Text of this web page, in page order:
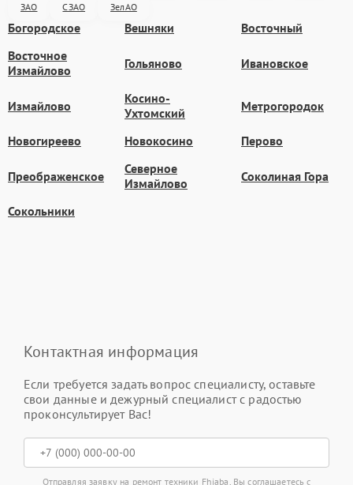
ЗАО СЗАО ЗелАО
Богородское Вешняки
Восточный
Восточное
Измайлово
Гольяново Ивановское
Измайлово
Косино-
Ухтомский
Метрогородок
Новогиреево Новокосино Перово
Преображенское
Северное
Измайлово
Соколиная Гора
Сокольники
Контактная информация
Если требуется задать вопрос специалисту, оставьте
свои данные и дежурный специалист с радостью
проконсультирует Вас!
Отправляя заявку на ремонт техники Fhiaba, Вы соглашаетесь с